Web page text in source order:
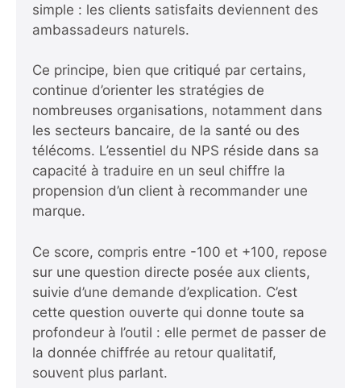
simple : les clients satisfaits deviennent des
ambassadeurs naturels.
Ce principe, bien que critiqué par certains,
continue d’orienter les stratégies de
nombreuses organisations, notamment dans
les secteurs bancaire, de la santé ou des
télécoms. L’essentiel du NPS réside dans sa
capacité à traduire en un seul chiffre la
propension d’un client à recommander une
marque.
Ce score, compris entre -100 et +100, repose
sur une question directe posée aux clients,
suivie d’une demande d’explication. C’est
cette question ouverte qui donne toute sa
profondeur à l’outil : elle permet de passer de
la donnée chiffrée au retour qualitatif,
souvent plus parlant.